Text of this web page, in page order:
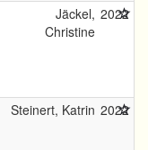
Jäckel,
Christine
2022
Steinert, Katrin 2022